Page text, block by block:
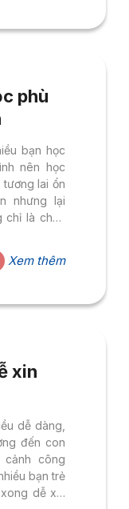
phù
bạn học
nên học
lai ổn
nhưng lại
là chọn
chọn, hãy
định ngành
Xem thêm
xin
dễ dàng,
đến con
công
bạn trẻ
dễ xin